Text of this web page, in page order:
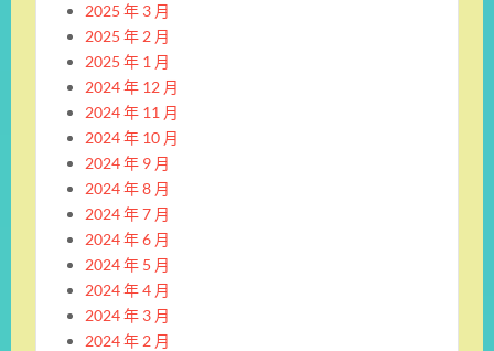
2025 年 3 月
2025 年 2 月
2025 年 1 月
2024 年 12 月
2024 年 11 月
2024 年 10 月
2024 年 9 月
2024 年 8 月
2024 年 7 月
2024 年 6 月
2024 年 5 月
2024 年 4 月
2024 年 3 月
2024 年 2 月